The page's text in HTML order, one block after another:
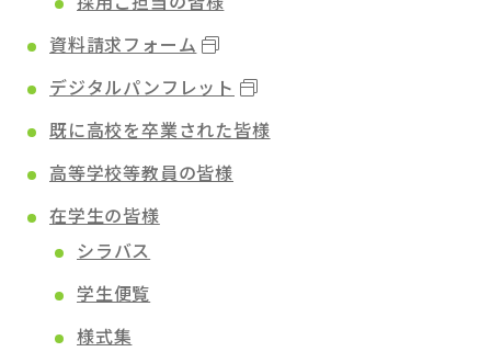
資料請求フォーム
デジタルパンフレット
既に高校を卒業された皆様
高等学校等教員の皆様
在学生の皆様
シラバス
学生便覧
様式集